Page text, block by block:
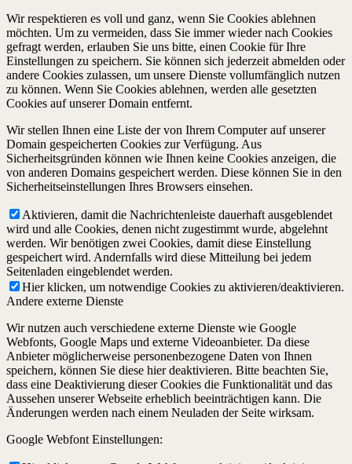
Wir respektieren es voll und ganz, wenn Sie Cookies ablehnen
möchten. Um zu vermeiden, dass Sie immer wieder nach Cookies
gefragt werden, erlauben Sie uns bitte, einen Cookie für Ihre
Einstellungen zu speichern. Sie können sich jederzeit abmelden oder
andere Cookies zulassen, um unsere Dienste vollumfänglich nutzen
zu können. Wenn Sie Cookies ablehnen, werden alle gesetzten
Cookies auf unserer Domain entfernt.
Wir stellen Ihnen eine Liste der von Ihrem Computer auf unserer
Domain gespeicherten Cookies zur Verfügung. Aus
Sicherheitsgründen können wie Ihnen keine Cookies anzeigen, die
von anderen Domains gespeichert werden. Diese können Sie in den
Sicherheitseinstellungen Ihres Browsers einsehen.
Aktivieren, damit die Nachrichtenleiste dauerhaft ausgeblendet
wird und alle Cookies, denen nicht zugestimmt wurde, abgelehnt
werden. Wir benötigen zwei Cookies, damit diese Einstellung
gespeichert wird. Andernfalls wird diese Mitteilung bei jedem
Seitenladen eingeblendet werden.
Hier klicken, um notwendige Cookies zu aktivieren/deaktivieren.
Andere externe Dienste
Wir nutzen auch verschiedene externe Dienste wie Google
Webfonts, Google Maps und externe Videoanbieter. Da diese
Anbieter möglicherweise personenbezogene Daten von Ihnen
speichern, können Sie diese hier deaktivieren. Bitte beachten Sie,
dass eine Deaktivierung dieser Cookies die Funktionalität und das
Aussehen unserer Webseite erheblich beeinträchtigen kann. Die
Änderungen werden nach einem Neuladen der Seite wirksam.
Google Webfont Einstellungen: